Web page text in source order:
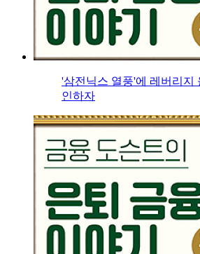
'삼전닉스 열풍'에 레버리지
인하자